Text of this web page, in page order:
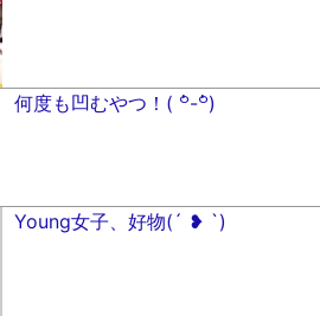
何度も凹むやつ！( ꒪່-꒪່)
Young女子、好物(´ ❥ `)